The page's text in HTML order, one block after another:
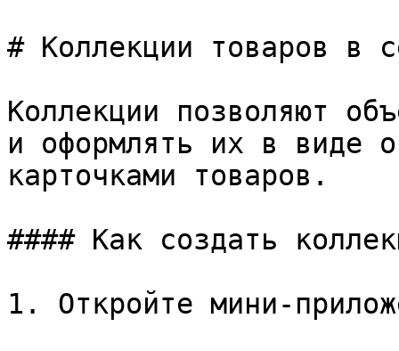
# Коллекции товаров в
Коллекции позволяют
и оформлять их в виде
карточками товаров.
#### Как создать
1. Откройте мини-